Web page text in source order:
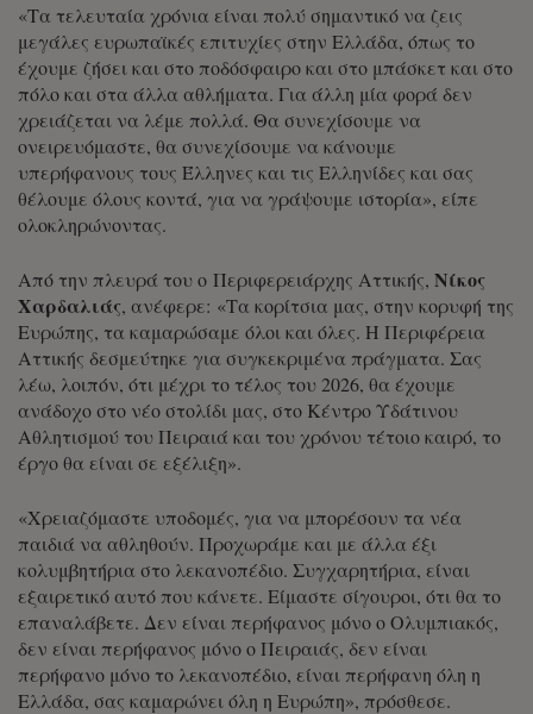
«Τα τελευταία χρόνια είναι πολύ σημαντικό να ζεις
μεγάλες ευρωπαϊκές επιτυχίες στην Ελλάδα, όπως το
έχουμε ζήσει και στο ποδόσφαιρο και στο μπάσκετ και στο
πόλο και στα άλλα αθλήματα. Για άλλη μία φορά δεν
χρειάζεται να λέμε πολλά. Θα συνεχίσουμε να
ονειρευόμαστε, θα συνεχίσουμε να κάνουμε
υπερήφανους τους Έλληνες και τις Ελληνίδες και σας
θέλουμε όλους κοντά, για να γράψουμε ιστορία», είπε
ολοκληρώνοντας.
Από την πλευρά του ο Περιφερειάρχης Αττικής, Νίκος
Χαρδαλιάς, ανέφερε: «Τα κορίτσια μας, στην κορυφή της
Ευρώπης, τα καμαρώσαμε όλοι και όλες. Η Περιφέρεια
Αττικής δεσμεύτηκε για συγκεκριμένα πράγματα. Σας
λέω, λοιπόν, ότι μέχρι το τέλος του 2026, θα έχουμε
ανάδοχο στο νέο στολίδι μας, στο Κέντρο Υδάτινου
Αθλητισμού του Πειραιά και του χρόνου τέτοιο καιρό, το
έργο θα είναι σε εξέλιξη».
«Χρειαζόμαστε υποδομές, για να μπορέσουν τα νέα
παιδιά να αθληθούν. Προχωράμε και με άλλα έξι
κολυμβητήρια στο λεκανοπέδιο. Συγχαρητήρια, είναι
εξαιρετικό αυτό που κάνετε. Είμαστε σίγουροι, ότι θα το
επαναλάβετε. Δεν είναι περήφανος μόνο ο Ολυμπιακός,
δεν είναι περήφανος μόνο ο Πειραιάς, δεν είναι
περήφανο μόνο το λεκανοπέδιο, είναι περήφανη όλη η
Ελλάδα, σας καμαρώνει όλη η Ευρώπη», πρόσθεσε.